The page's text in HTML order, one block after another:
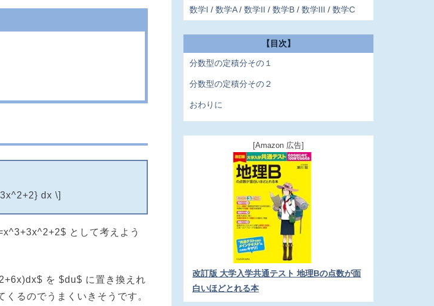
dx \]
として考えよう
を $du$ に置き換えれ
るのでうまくいきそうです。
数学I
数学A 数学II 数学B 数学III 数学C
【目次】
分数型の定積分その１
分数型の定積分その２
おわりに
[Amazon 広告]
改訂版 大学入学共通テスト 地理Bの点数が面
白いほどとれる本